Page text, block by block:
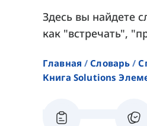
Здесь вы найдете
как "встречать",
Главная Словарь
Книга Solutions